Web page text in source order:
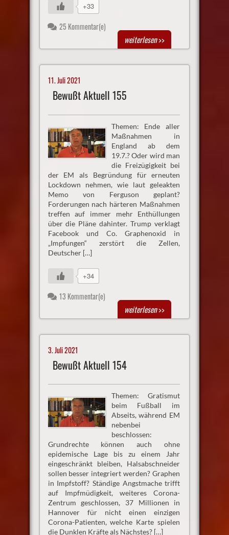
+33
25 Kommentar(e)
weiterlesen>>
11. Juli 2021
Bewußt Aktuell 155
Themen: Ende aller
Maßnahmen in
England ab dem
19.7.? Oder wird man
die Freizügigkeit bei
der EM als Begründung für erneuten
Lockdown nehmen, wie laut geleakten
Memo von Ferguson geplant?
Forderungen nach härteren Maßnahmen
treffen auf immer mehr Enthüllungen
über die Pläne dahinter. Trump verklagt
Facebook und Co. Graphenoxid in
„Impfungen“ zerstört die Zellen,
Deutscher […]
+34
13 Kommentar(e)
weiterlesen>>
3. Juli 2021
Bewußt Aktuell 154
Themen: Gratismut
beim Fußball im
Abseits, während EM
nebenbei
beschlossen:
Grundrechte können auch ohne
epidemische Lage bis zu einem Jahr
eingeschränkt bleiben, Halsabschneider
sollen besser integriert werden? Graphen
in Impfstoff? Ständige Angstmache trifft
auf Impfmüdigkeit, weiteres Corona-
Zentrum geschlossen, 37 Millionen in
Hannover für nicht einen einzigen
Corona-Patienten, welche Karte spielen
die Dunklen Kräfte als Nächstes? […]